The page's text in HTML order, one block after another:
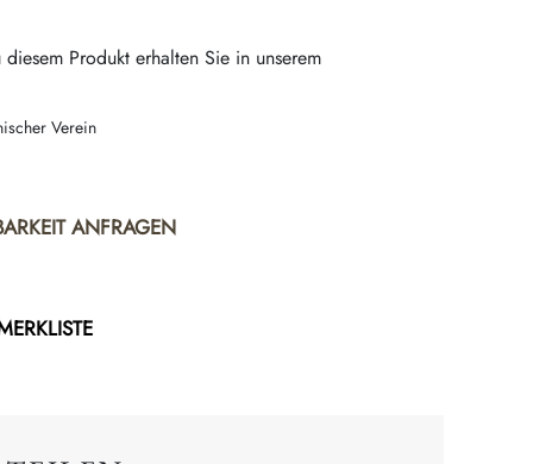
Produkt erhalten Sie in unserem
Verein
ANFRAGEN